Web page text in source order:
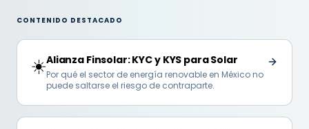
CONTENIDO DESTACADO
☀️Alianza Finsolar: KYC y KYS para Solar
Por qué el sector de energía renovable en México no
puede saltarse el riesgo de contraparte.